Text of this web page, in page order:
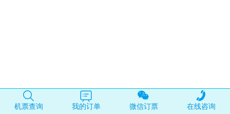
机票查询 我的订单 微信订票 在线咨询